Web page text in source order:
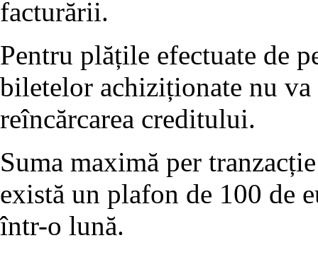
facturării.
Pentru plățile efectuate de
biletelor achiziționate nu
reîncărcarea creditului.
Suma maximă per
există un plafon de 100 de
într-o lună.